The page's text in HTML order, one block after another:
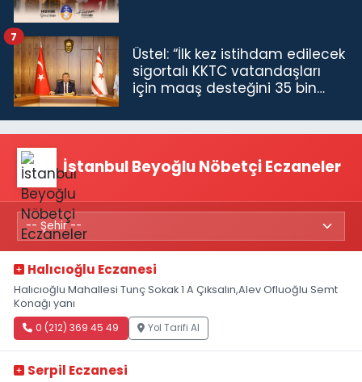
Üstel: “İlk kez istihdam edilecek
sigortalı KKTC vatandaşları
için maaş desteğini 35 bin
7
İstanbul Beyoğlu Nöbetçi Eczaneler
Halıcıoğlu Eczanesi
Halıcıoğlu Mahallesi Tunç Sokak 1 A Çıksalın,Alev Ofluoğlu Semt
Konağı yanı
0 (212) 369 45 49 Yol Tarifi Al
Serpil Eczanesi